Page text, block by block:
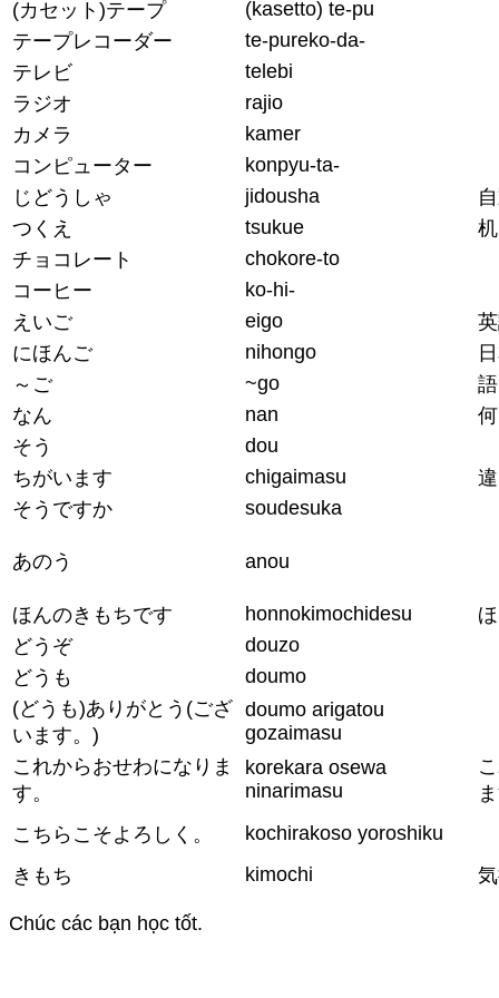
(カセット)テープ
(kasetto) te-pu
テープレコーダー
te-pureko-da-
テレビ
telebi
ラジオ
rajio
カメラ
kamer
コンピューター
konpyu-ta-
じどうしゃ
jidousha
つくえ
tsukue
机
チョコレート
chokore-to
コーヒー
ko-hi-
えいご
eigo
にほんご
nihongo
～ご
~go
語
なん
nan
何
そう
dou
ちがいます
chigaimasu
そうですか
soudesuka
あのう anou
ほんのきもちです honnokimochidesu
どうぞ
douzo
どうも
doumo
(どうも)ありがとう(ござ
います。)
doumo arigatou
gozaimasu
これからおせわになりま
す。
korekara osewa
ninarimasu
こちらこそよろしく。
kochirakoso yoroshiku
きもち
kimochi
Chúc các bạn học tốt.